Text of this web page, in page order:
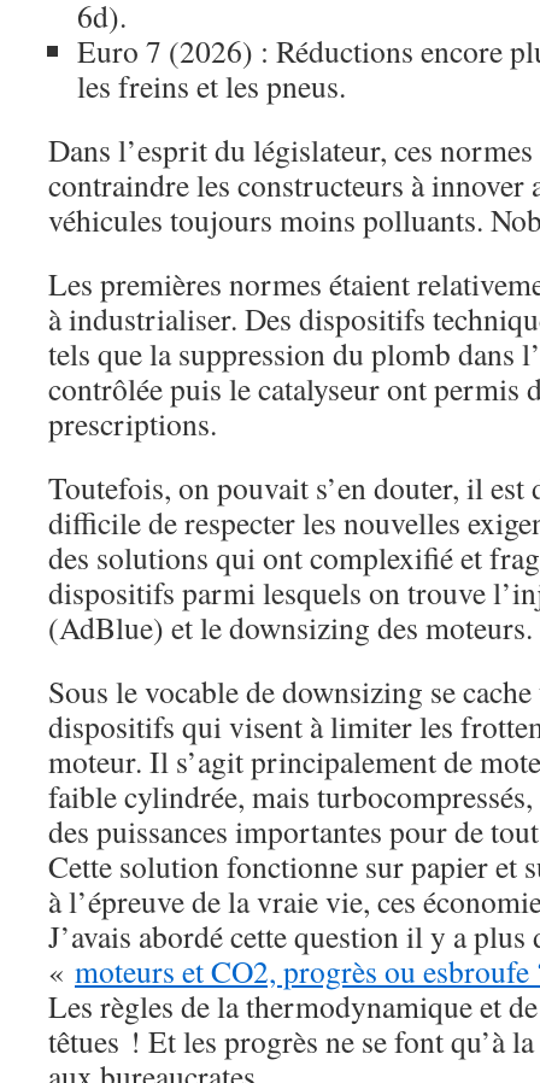
6d).
Euro 7 (2026) : Réductions encore
les freins et les pneus.
Dans l’esprit du législateur, ces
contraindre les constructeurs à innover
véhicules toujours moins polluants.
Les premières normes étaient
à industrialiser. Des dispositifs
tels que la suppression du plomb dans
contrôlée puis le catalyseur ont permis
prescriptions.
Toutefois, on pouvait s’en douter, il est
difficile de respecter les nouvelles
des solutions qui ont complexifié et
dispositifs parmi lesquels on trouve
(AdBlue) et le downsizing des moteurs.
Sous le vocable de downsizing se
dispositifs qui visent à limiter les
moteur. Il s’agit principalement de
faible cylindrée, mais
des puissances importantes pour de
Cette solution fonctionne sur papier et
à l’épreuve de la vraie vie, ces
J’avais abordé cette question il y a plus
« moteurs et CO2, progrès ou esbroufe
Les règles de la thermodynamique et
têtues ! Et les progrès ne se font qu’à